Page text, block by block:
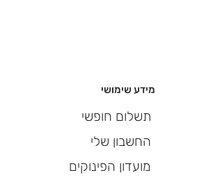
מידע שימושי
תשלום חופשי
החשבון שלי
מועדון הפינוקים